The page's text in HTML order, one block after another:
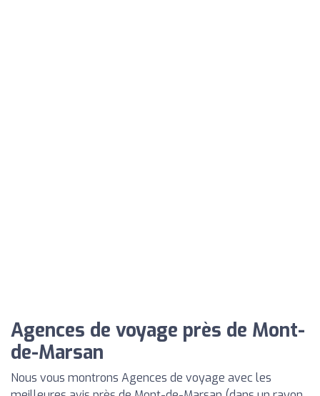
Agences de voyage près de Mont-
de-Marsan
Nous vous montrons Agences de voyage avec les